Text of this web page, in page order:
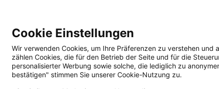
Impressum Datenschutz AGBs | Garantie |
Cookie Einstellungen
Wir verwenden Cookies, um Ihre Präferenzen zu verstehen
zählen Cookies, die für den Betrieb der Seite und für die
personalisierter Werbung sowie solche, die lediglich zu
bestätigen" stimmen Sie unserer Cookie-Nutzung zu.